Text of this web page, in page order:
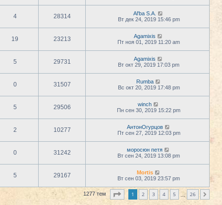
4 28314
Al'ba S.A.
Вт дек 24, 2019 15:46 pm
19 23213
Agamixis
Пт ноя 01, 2019 11:20 am
5 29731
Agamixis
Вт окт 29, 2019 17:03 pm
0 31507
Rumba
Вс окт 20, 2019 17:48 pm
5 29506
winch
Пн сен 30, 2019 15:22 pm
2 10277
АнтонОгурцов
Пт сен 27, 2019 12:03 pm
0 31242
моросюн петя
Вт сен 24, 2019 13:08 pm
5 29167
Mortis
Вт сен 03, 2019 23:57 pm
1277 тем Страница из26
1 2 3 4 5 26